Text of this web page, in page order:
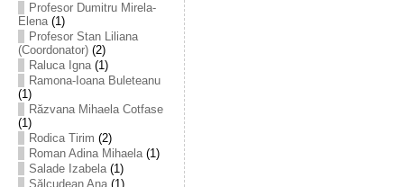
Profesor Dumitru Mirela-
Elena(1)
Profesor Stan Liliana
(Coordonator)(2)
Raluca Igna(1)
Ramona-Ioana Buleteanu
(1)
Răzvana Mihaela Cotfase
(1)
Rodica Tirim (2)
Roman Adina Mihaela(1)
Salade Izabela(1)
Sălcudean Ana(1)